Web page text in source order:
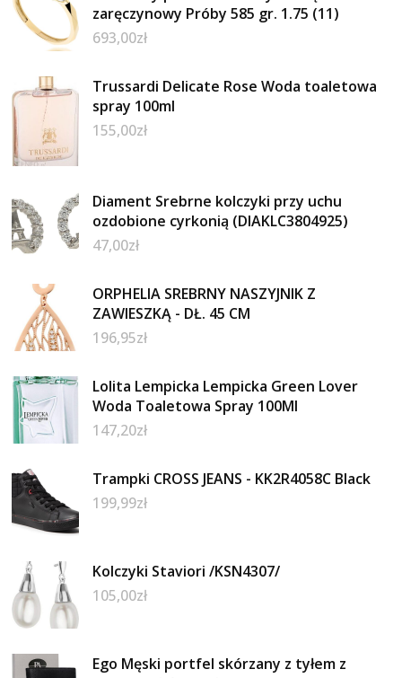
zaręczynowy Próby 585 gr. 1.75 (11)
693,00zł
Trussardi Delicate Rose Woda toaletowa
spray 100ml
155,00zł
Diament Srebrne kolczyki przy uchu
ozdobione cyrkonią (DIAKLC3804925)
47,00zł
ORPHELIA SREBRNY NASZYJNIK Z
ZAWIESZKĄ - DŁ. 45 CM
196,95zł
Lolita Lempicka Lempicka Green Lover
Woda Toaletowa Spray 100Ml
147,20zł
Trampki CROSS JEANS - KK2R4058C Black
199,99zł
Kolczyki Staviori /KSN4307/
105,00zł
Ego Męski portfel skórzany z tyłem z